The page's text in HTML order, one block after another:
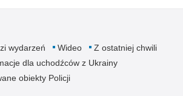
wydarzeń Wideo
Z ostatniej chwili
dla uchodźców z Ukrainy
obiekty Policji